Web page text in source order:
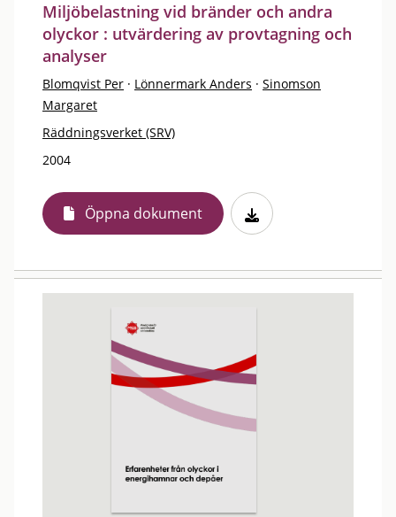
Miljöbelastning vid bränder och andra
olyckor : utvärdering av provtagning och
analyser
Blomqvist Per · Lönnermark Anders · Sinomson
Margaret
Räddningsverket (SRV)
2004
Öppna dokument